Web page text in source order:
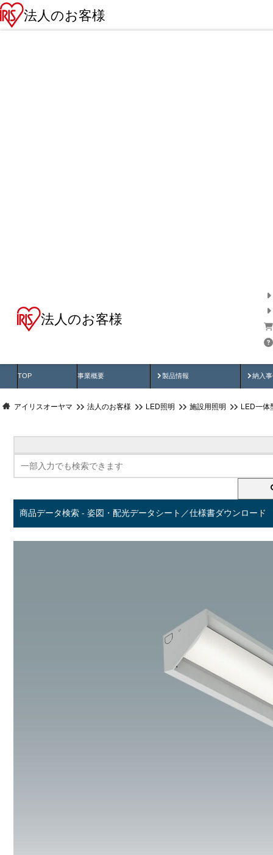
法人のお客様
法人のお客様
TOP 事業概要 製品情報
製品動画 納入
納
アイリスオーヤマ 法人のお客様 LED照明 施設用照明 LED一体
商品データ検索 - 姿図・配光データシート／仕様書ダウンロード